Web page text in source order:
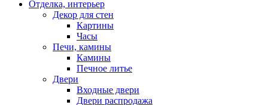
Отделка, интерьер
Декор для стен
Картины
Часы
Печи, камины
Камины
Печное литье
Двери
Входные двери
Двери распродажа